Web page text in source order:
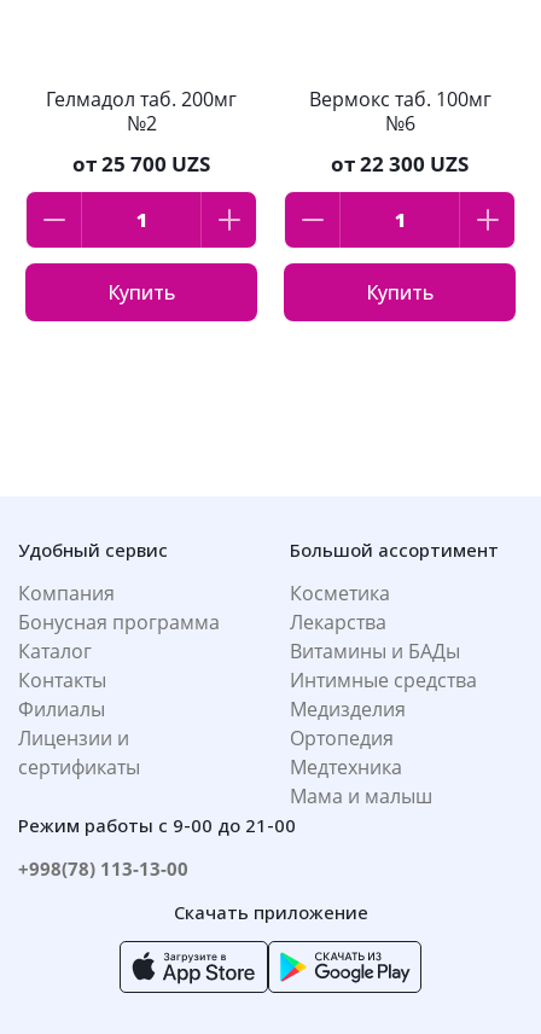
Гелмадол таб. 200мг
№2
от25 700 UZS
Купить
Вермокс таб. 100мг
№6
от22 300 UZS
Купить
Удобный сервис
Компания
Бонусная программа
Каталог
Контакты
Филиалы
Лицензии и
сертификаты
Большой ассортимент
Косметика
Лекарства
Витамины и БАДы
Интимные средства
Медизделия
Ортопедия
Медтехника
Мама и малыш
Режим работы с 9-00 до 21-00
+998(78) 113-13-00
Скачать приложение